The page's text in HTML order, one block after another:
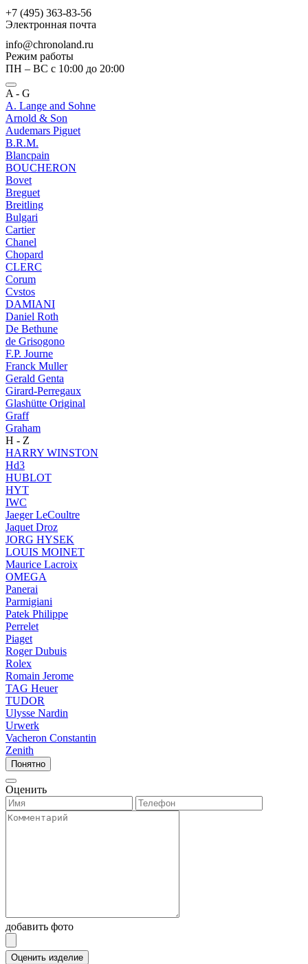
+7 (495) 363-83-56
Электронная почта
info@chronoland.ru
Режим работы
ПН – ВС с 10:00 до 20:00
A - G
A. Lange and Sohne
Arnold & Son
Audemars Piguet
B.R.M.
Blancpain
BOUCHERON
Bovet
Breguet
Breitling
Bulgari
Cartier
Chanel
Chopard
CLERC
Corum
Cvstos
DAMIANI
Daniel Roth
De Bethune
de Grisogono
F.P. Journe
Franck Muller
Gerald Genta
Girard-Perregaux
Glashütte Original
Graff
Graham
H - Z
HARRY WINSTON
Hd3
HUBLOT
HYT
IWC
Jaeger LeCoultre
Jaquet Droz
JORG HYSEK
LOUIS MOINET
Maurice Lacroix
OMEGA
Panerai
Parmigiani
Patek Philippe
Perrelet
Piaget
Roger Dubuis
Rolex
Romain Jerome
TAG Heuer
TUDOR
Ulysse Nardin
Urwerk
Vacheron Constantin
Zenith
Понятно
Оценить
добавить фото
Оценить изделие